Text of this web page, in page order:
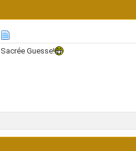
Sacrée Guesse!